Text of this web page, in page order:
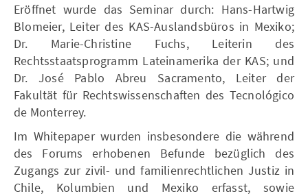
Eröffnet wurde das Seminar durch: Hans-Hartwig
Blomeier, Leiter des KAS-Auslandsbüros in Mexiko;
Dr. Marie-Christine Fuchs, Leiterin des
Rechtsstaatsprogramm Lateinamerika der KAS; und
Dr. José Pablo Abreu Sacramento, Leiter der
Fakultät für Rechtswissenschaften des Tecnológico
de Monterrey.
Im Whitepaper wurden insbesondere die während
des Forums erhobenen Befunde bezüglich des
Zugangs zur zivil- und familienrechtlichen Justiz in
Chile, Kolumbien und Mexiko erfasst, sowie